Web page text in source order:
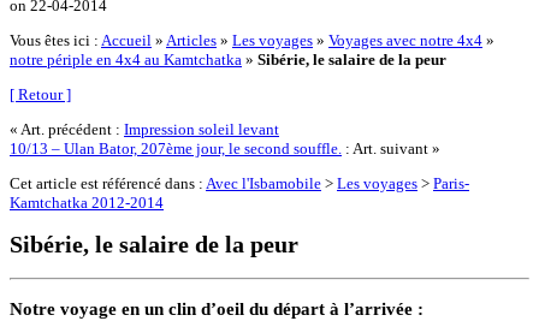
on 22-04-2014
Vous êtes ici : Accueil » Articles » Les voyages » Voyages avec notre 4x4 »
notre périple en 4x4 au Kamtchatka » Sibérie, le salaire de la peur
[ Retour ]
« Art. précédent : Impression soleil levant
10/13 – Ulan Bator, 207ème jour, le second souffle. : Art. suivant »
Cet article est référencé dans : Avec l'Isbamobile > Les voyages > Paris-
Kamtchatka 2012-2014
Sibérie, le salaire de la peur
Notre voyage en un clin d’oeil du départ à l’arrivée :